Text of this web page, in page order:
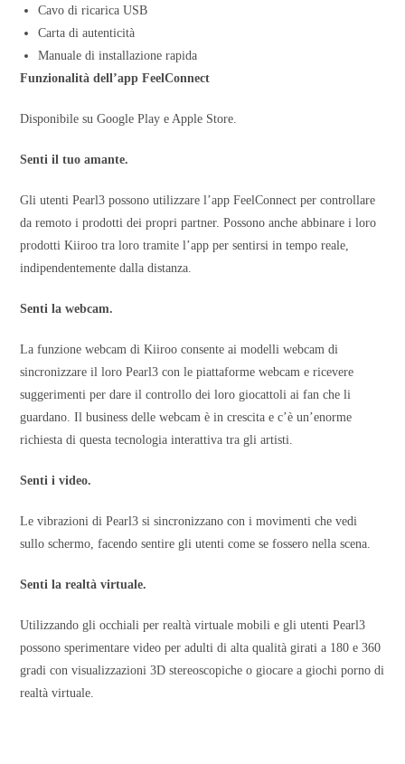
Cavo di ricarica USB
Carta di autenticità
Manuale di installazione rapida
Funzionalità dell’app FeelConnect
Disponibile su Google Play e Apple Store.
Senti il tuo amante.
Gli utenti Pearl3 possono utilizzare l’app FeelConnect per controllare
da remoto i prodotti dei propri partner. Possono anche abbinare i loro
prodotti Kiiroo tra loro tramite l’app per sentirsi in tempo reale,
indipendentemente dalla distanza.
Senti la webcam.
La funzione webcam di Kiiroo consente ai modelli webcam di
sincronizzare il loro Pearl3 con le piattaforme webcam e ricevere
suggerimenti per dare il controllo dei loro giocattoli ai fan che li
guardano. Il business delle webcam è in crescita e c’è un’enorme
richiesta di questa tecnologia interattiva tra gli artisti.
Senti i video.
Le vibrazioni di Pearl3 si sincronizzano con i movimenti che vedi
sullo schermo, facendo sentire gli utenti come se fossero nella scena.
Senti la realtà virtuale.
Utilizzando gli occhiali per realtà virtuale mobili e gli utenti Pearl3
possono sperimentare video per adulti di alta qualità girati a 180 e 360
gradi con visualizzazioni 3D stereoscopiche o giocare a giochi porno di
realtà virtuale.